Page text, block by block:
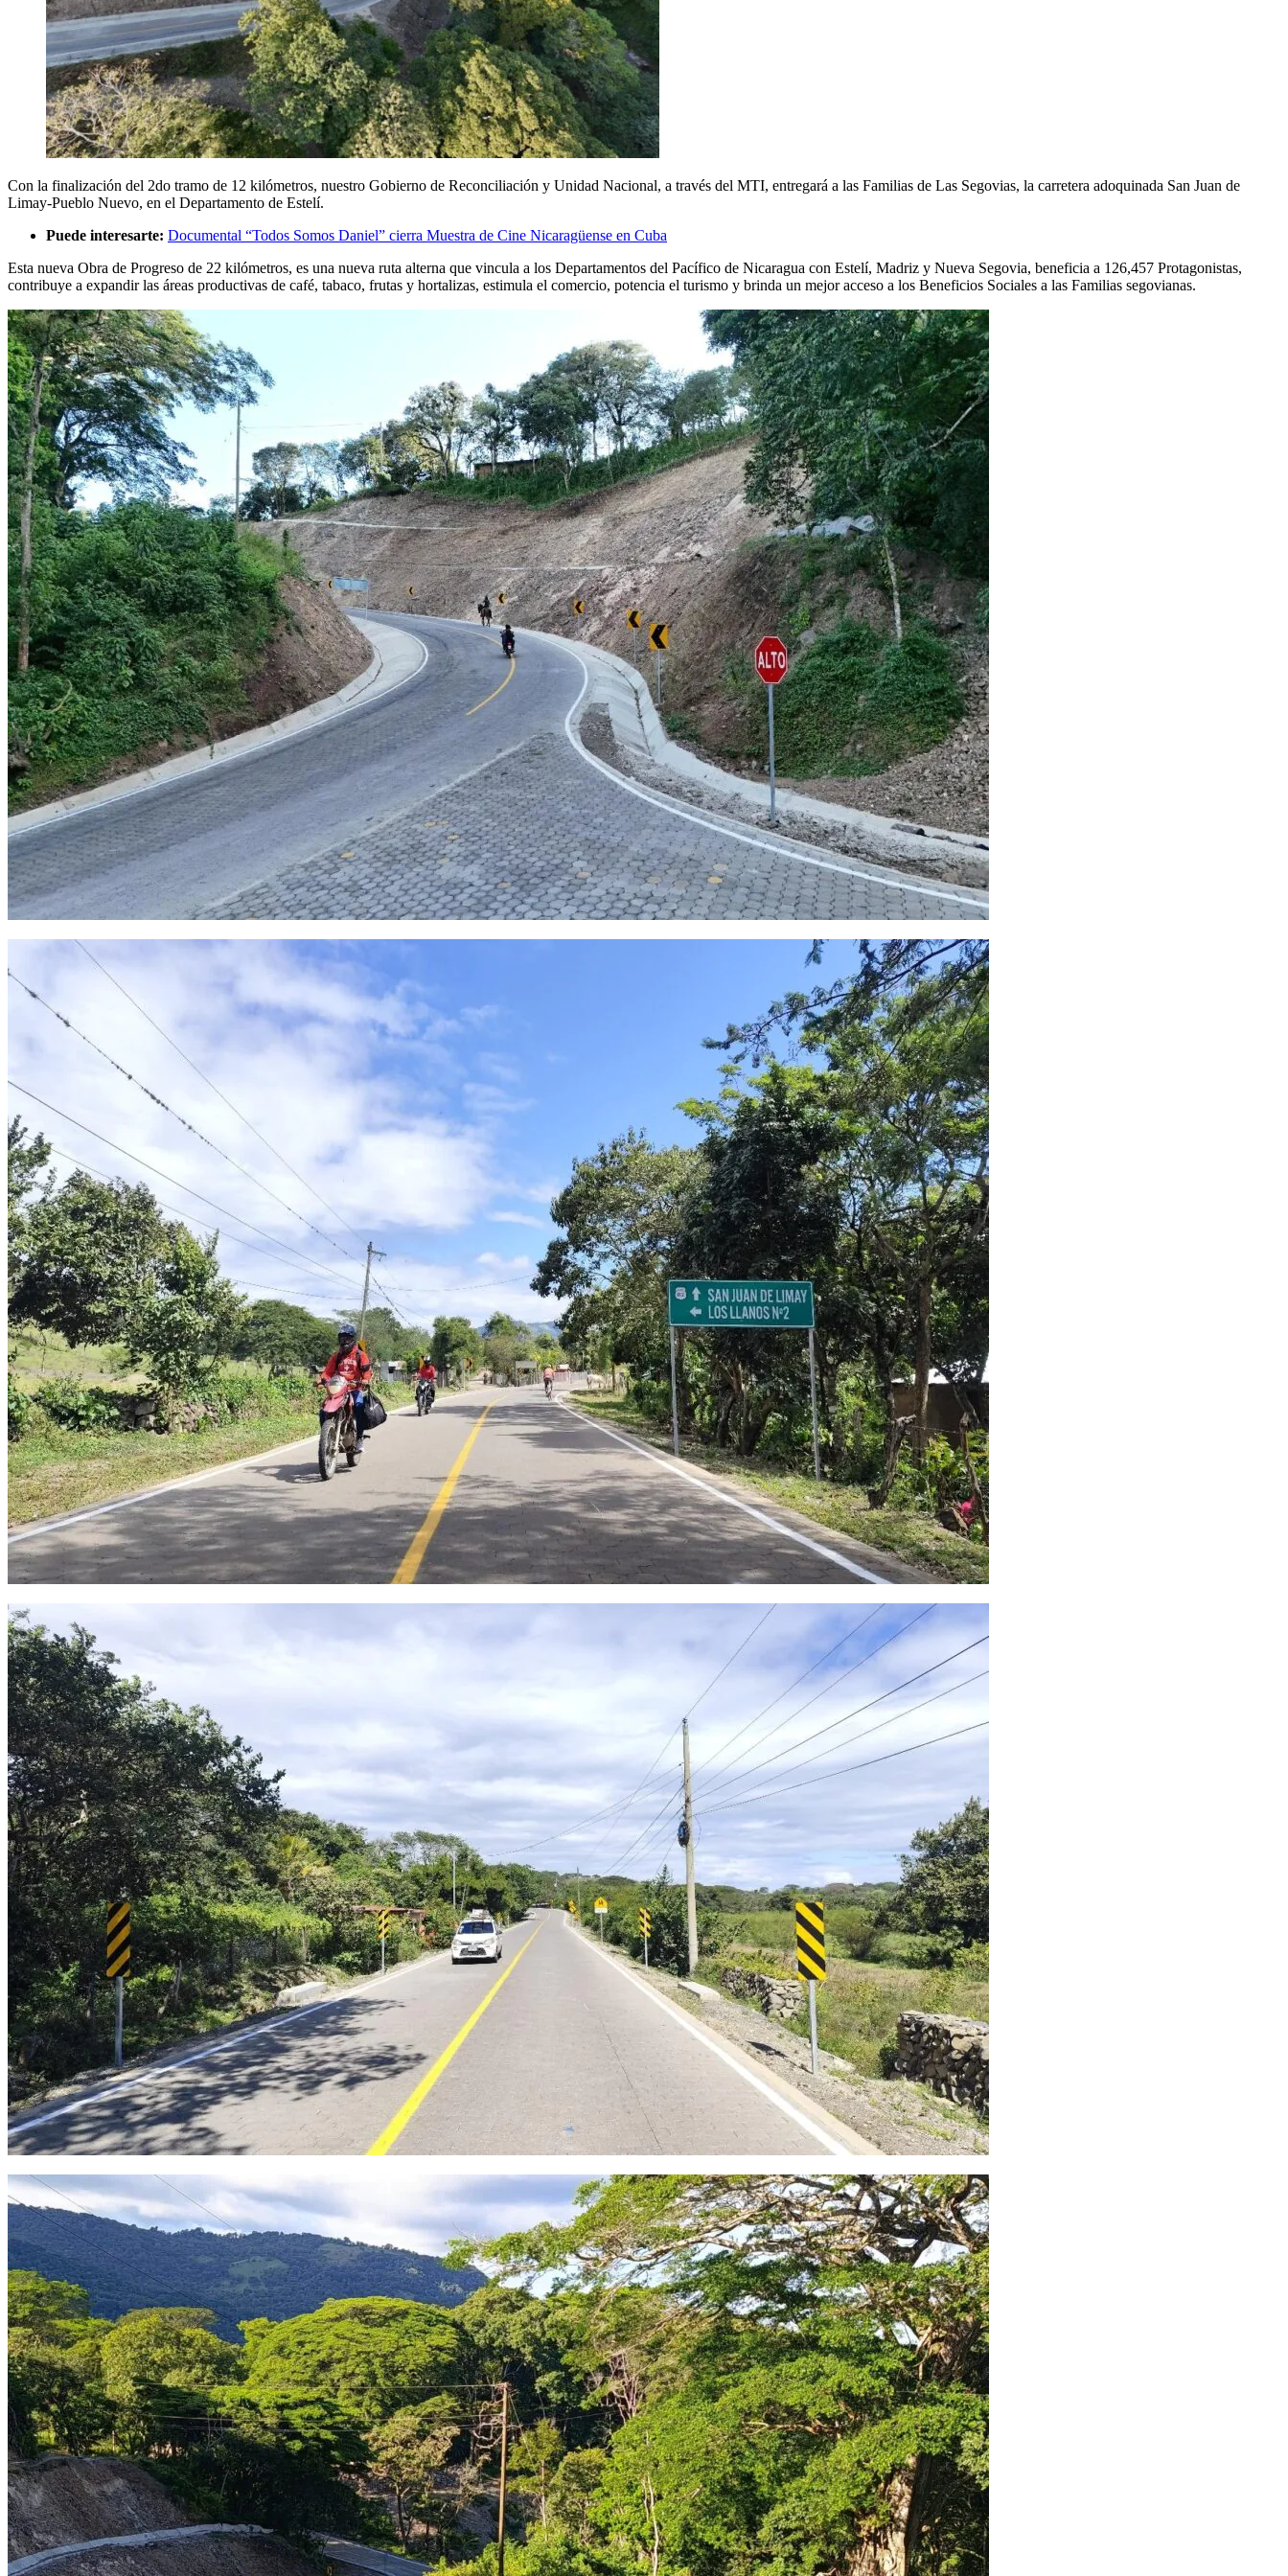
Con la finalización del 2do tramo de 12 kilómetros, nuestro Gobierno de Reconciliación y Unidad Nacional, a través del MTI, entregará a las Familias de Las Segovias, la carretera adoquinada San Juan de
Limay-Pueblo Nuevo, en el Departamento de Estelí.
Puede interesarte: Documental “Todos Somos Daniel” cierra Muestra de Cine Nicaragüense en Cuba
Esta nueva Obra de Progreso de 22 kilómetros, es una nueva ruta alterna que vincula a los Departamentos del Pacífico de Nicaragua con Estelí, Madriz y Nueva Segovia, beneficia a 126,457 Protagonistas,
contribuye a expandir las áreas productivas de café, tabaco, frutas y hortalizas, estimula el comercio, potencia el turismo y brinda un mejor acceso a los Beneficios Sociales a las Familias segovianas.